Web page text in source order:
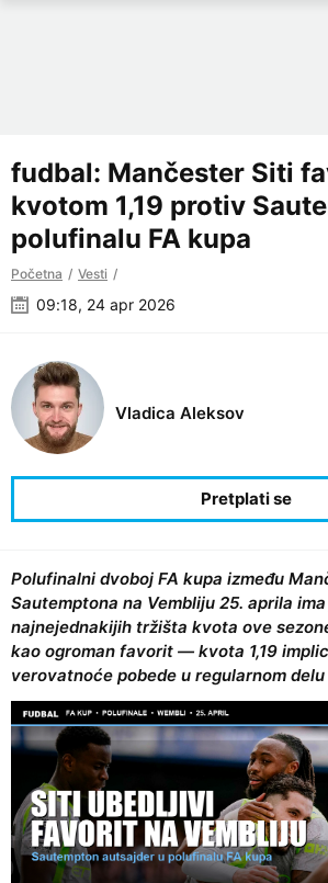
fudbal: Mančester Siti
kvotom 1,19 protiv
polufinalu FA kupa
Početna Vesti
09:18, 24 apr 2026
Vladica Aleksov
Polufinalni dvoboj FA kupa između
Sautemptona na Vembliju 25. aprila
najnejednakijih tržišta kvota ove
kao ogroman favorit — kvota 1,19
verovatnoće pobede u regularnom delu